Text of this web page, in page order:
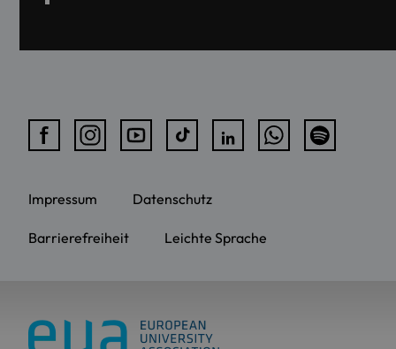
Impressum Datenschutz
Barrierefreiheit Leichte Sprache